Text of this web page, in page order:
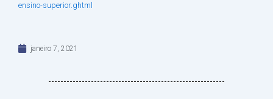
ensino-superior.ghtml
janeiro 7, 2021